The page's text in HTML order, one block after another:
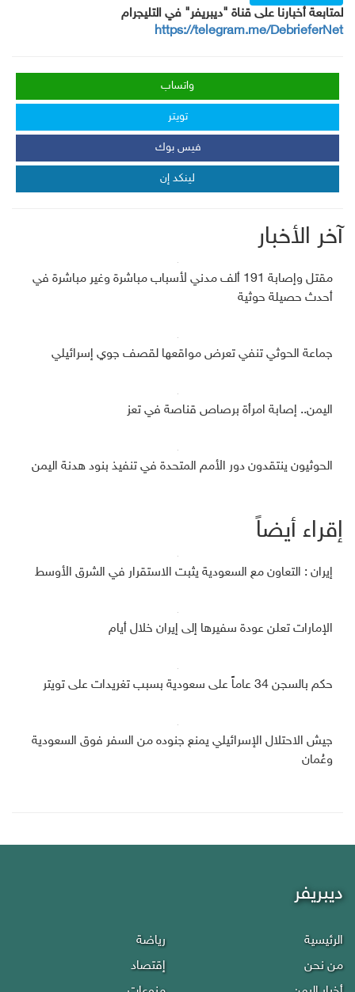
لمتابعة أخبارنا على قناة "ديبريفر" في التليجرام
https://telegram.me/DebrieferNet
واتساب
تويتر
فيس بوك
لينكد إن
آخر الأخبار
مقتل وإصابة 191 ألف مدني لأسباب مباشرة وغير مباشرة في
أحدث حصيلة حوثية
جماعة الحوثي تنفي تعرض مواقعها لقصف جوي إسرائيلي
اليمن.. إصابة امرأة برصاص قناصة في تعز
الحوثيون ينتقدون دور الأمم المتحدة في تنفيذ بنود هدنة اليمن
إقراء أيضاً
إيران : التعاون مع السعودية يثبت الاستقرار في الشرق الأوسط
الإمارات تعلن عودة سفيرها إلى إيران خلال أيام
حكم بالسجن 34 عاماً على سعودية بسبب تغريدات على تويتر
جيش الاحتلال الإسرائيلي يمنع جنوده من السفر فوق السعودية
وعُمان
ديبريفر
الرئيسية
من نحن
رياضة
إقتصاد